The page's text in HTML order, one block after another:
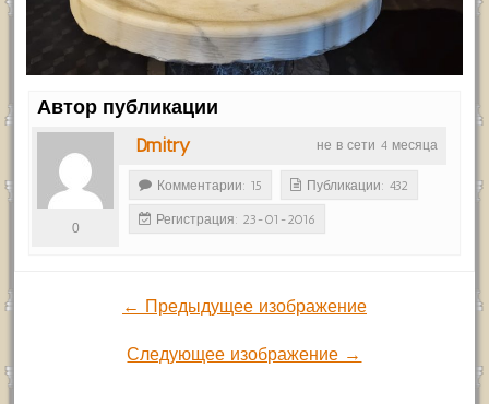
Автор публикации
не в сети 4 месяца
Dmitry
0
Комментарии: 15 Публикации: 432
Регистрация: 23-01-2016
← Предыдущее изображение
Следующее изображение →